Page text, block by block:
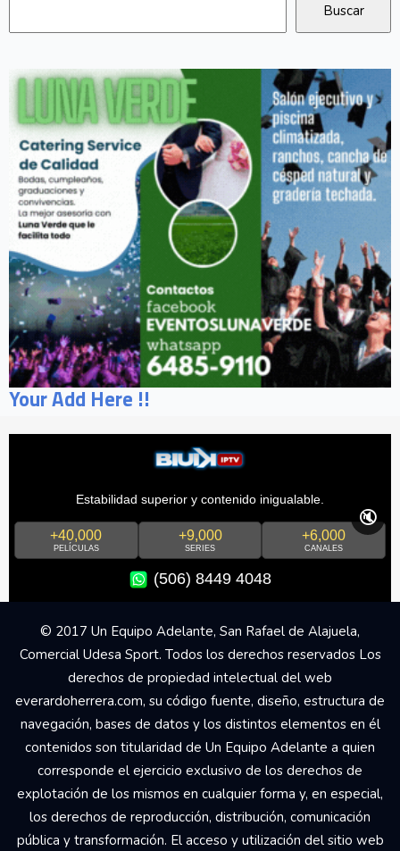
Your Add Here !!
Estabilidad superior y contenido inigualable.
+40,000
PELÍCULAS
+9,000
SERIES
+6,000
CANALES
(506) 8449 4048
🔇
© 2017 Un Equipo Adelante, San Rafael de Alajuela,
Comercial Udesa Sport. Todos los derechos reservados Los
derechos de propiedad intelectual del web
everardoherrera.com, su código fuente, diseño, estructura de
navegación, bases de datos y los distintos elementos en él
contenidos son titularidad de Un Equipo Adelante a quien
corresponde el ejercicio exclusivo de los derechos de
explotación de los mismos en cualquier forma y, en especial,
los derechos de reproducción, distribución, comunicación
pública y transformación. El acceso y utilización del sitio web